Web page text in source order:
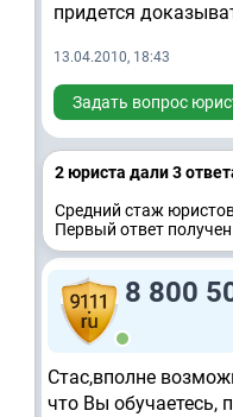
придется
13.04.2010, 18:43
Задать вопрос
2 юристa дали 3
Средний стаж
Первый ответ
8 800
Стас,вполне
что Вы обучаетесь,